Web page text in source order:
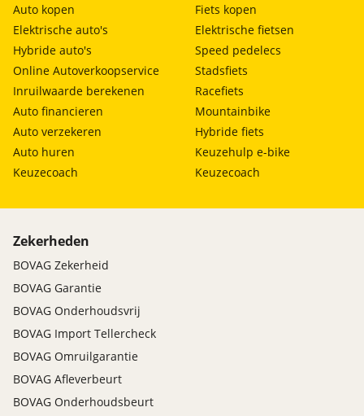
Auto kopen
Elektrische auto's
Hybride auto's
Online Autoverkoopservice
Inruilwaarde berekenen
Auto financieren
Auto verzekeren
Auto huren
Keuzecoach
Fiets kopen
Elektrische fietsen
Speed pedelecs
Stadsfiets
Racefiets
Mountainbike
Hybride fiets
Keuzehulp e-bike
Keuzecoach
Zekerheden
BOVAG Zekerheid
BOVAG Garantie
BOVAG Onderhoudsvrij
BOVAG Import Tellercheck
BOVAG Omruilgarantie
BOVAG Afleverbeurt
BOVAG Onderhoudsbeurt